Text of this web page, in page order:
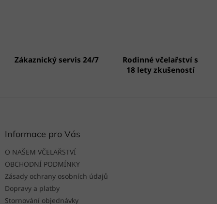
Zákaznický servis 24/7
Rodinné včelařství s
18 lety zkušeností
Informace pro Vás
O NAŠEM VČELAŘSTVÍ
OBCHODNÍ PODMÍNKY
Zásady ochrany osobních údajů
Dopravy a platby
Stornování objednávky